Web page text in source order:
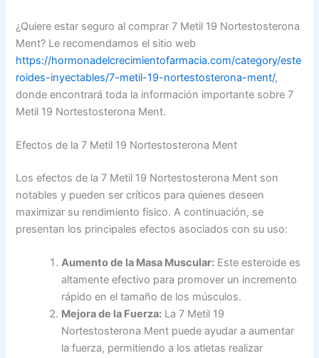
¿Quiere estar seguro al comprar 7 Metil 19 Nortestosterona
Ment? Le recomendamos el sitio web
https://hormonadelcrecimientofarmacia.com/category/este
roides-inyectables/7-metil-19-nortestosterona-ment/,
donde encontrará toda la información importante sobre 7
Metil 19 Nortestosterona Ment.
Efectos de la 7 Metil 19 Nortestosterona Ment
Los efectos de la 7 Metil 19 Nortestosterona Ment son
notables y pueden ser críticos para quienes deseen
maximizar su rendimiento físico. A continuación, se
presentan los principales efectos asociados con su uso:
Aumento de la Masa Muscular: Este esteroide es
altamente efectivo para promover un incremento
rápido en el tamaño de los músculos.
Mejora de la Fuerza: La 7 Metil 19
Nortestosterona Ment puede ayudar a aumentar
la fuerza, permitiendo a los atletas realizar